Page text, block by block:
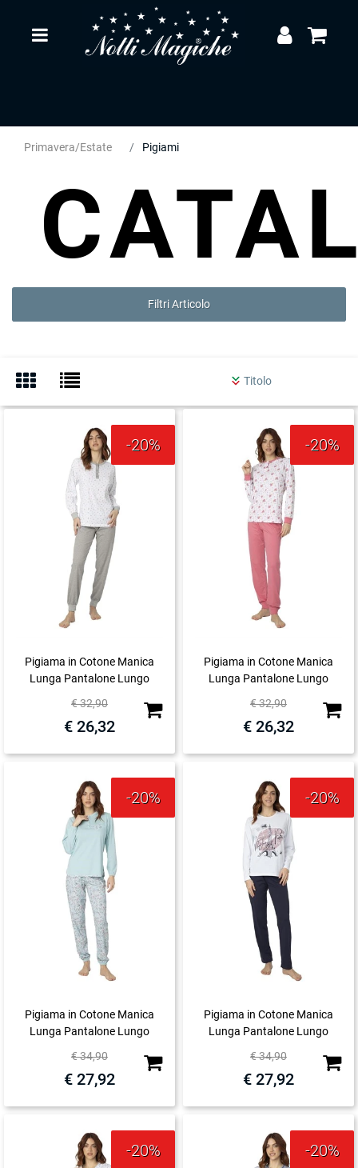
Primavera/Estate Pigiami
Filtri Articolo
Pigiama in Cotone Manica
Lunga Pantalone Lungo
-20%
€ 32,90
€ 26,32
Quantità
Pigiama in Cotone Manica
Lunga Pantalone Lungo
-20%
€ 32,90
€ 26,32
Pigiama in Cotone Manica
Lunga Pantalone Lungo
-20%
€ 34,90
€ 27,92
Quantità
Pigiama in Cotone Manica
Lunga Pantalone Lungo
-20%
€ 34,90
€ 27,92
-20% -20%